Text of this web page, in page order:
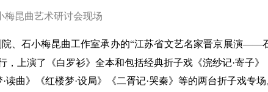
梅昆曲艺术研讨会现场
、石小梅昆曲工作室承办的“江苏省文艺名家晋京展演——
上演了《白罗衫》全本和包括经典折子戏《浣纱记·寄子》
曲》《红楼梦·设局》《二胥记·哭秦》等的两台折子戏专场